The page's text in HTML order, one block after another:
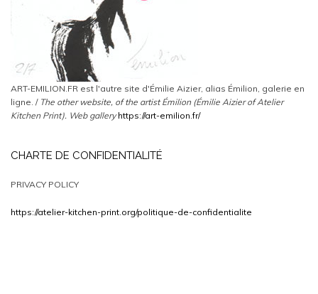
ART-EMILION.FR est l'autre site d'Émilie Aizier, alias Émilion, galerie en
ligne. / The other website, of the artist Émilion (Émilie Aizier of Atelier
Kitchen Print). Web gallery https://art-emilion.fr/
CHARTE DE CONFIDENTIALITÉ
PRIVACY POLICY
https://atelier-kitchen-print.org/politique-de-confidentialite